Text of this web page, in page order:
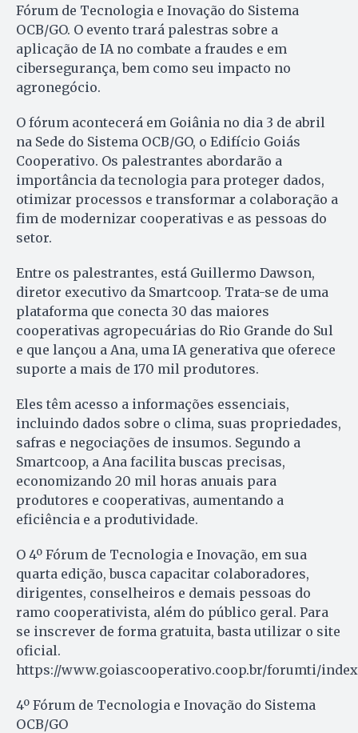
Fórum de Tecnologia e Inovação do Sistema
OCB/GO. O evento trará palestras sobre a
aplicação de IA no combate a fraudes e em
cibersegurança, bem como seu impacto no
agronegócio.
O fórum acontecerá em Goiânia no dia 3 de abril
na Sede do Sistema OCB/GO, o Edifício Goiás
Cooperativo. Os palestrantes abordarão a
importância da tecnologia para proteger dados,
otimizar processos e transformar a colaboração a
fim de modernizar cooperativas e as pessoas do
setor.
Entre os palestrantes, está Guillermo Dawson,
diretor executivo da Smartcoop. Trata-se de uma
plataforma que conecta 30 das maiores
cooperativas agropecuárias do Rio Grande do Sul
e que lançou a Ana, uma IA generativa que oferece
suporte a mais de 170 mil produtores.
Eles têm acesso a informações essenciais,
incluindo dados sobre o clima, suas propriedades,
safras e negociações de insumos. Segundo a
Smartcoop, a Ana facilita buscas precisas,
economizando 20 mil horas anuais para
produtores e cooperativas, aumentando a
eficiência e a produtividade.
O 4º Fórum de Tecnologia e Inovação, em sua
quarta edição, busca capacitar colaboradores,
dirigentes, conselheiros e demais pessoas do
ramo cooperativista, além do público geral. Para
se inscrever de forma gratuita, basta utilizar o site
oficial.
https://www.goiascooperativo.coop.br/forumti/
4º Fórum de Tecnologia e Inovação do Sistema
OCB/GO